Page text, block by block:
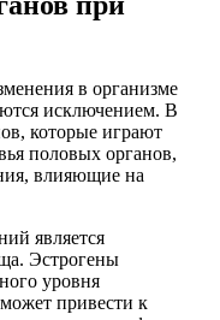
в организме
исключением. В
которые играют
половых органов,
влияющие на
является
Эстрогены
уровня
привести к